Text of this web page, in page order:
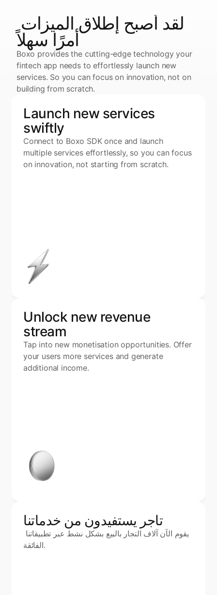
لقد أصبح إطلاق الميزات
أمرًا سهلاً
Boxo provides the cutting-edge technology your
fintech app needs to effortlessly launch new
services. So you can focus on innovation, not on
building from scratch.
Launch new services
swiftly
Connect to Boxo SDK once and launch
multiple services effortlessly, so you can focus
on innovation, not starting from scratch.
Unlock new revenue
stream
Tap into new monetisation opportunities. Offer
your users more services and generate
additional income.
تاجر يستفيدون من خدماتنا
الفائقة.